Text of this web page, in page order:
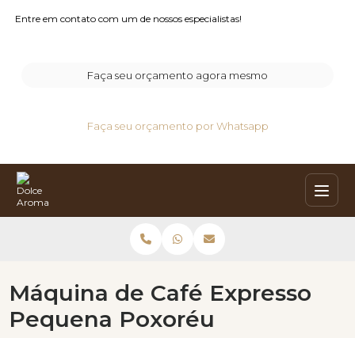
Entre em contato com um de nossos especialistas!
Faça seu orçamento agora mesmo
Faça seu orçamento por Whatsapp
Máquina de Café Expresso
Pequena Poxoréu